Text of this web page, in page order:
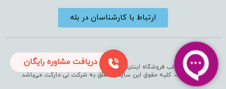
ارتباط با کارشناسان در بله
استفاده از مطالب فروشگاه اینترنتی فقط برای مقاصد غیرتجاری و با ذکر منبع
بلامانع است. کلیه حقوق این سایت متعلق به شرکت نی مارکت می‌باشد.
دریافت مشاوره رایگان